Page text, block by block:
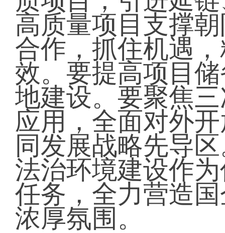
高质量项目支撑
合作，抓住机遇
效。要提高项目
地建设。要聚焦
应用，全面对外
同发展战略先导
法治环境建设作
任务，全力营造
浓厚氛围。